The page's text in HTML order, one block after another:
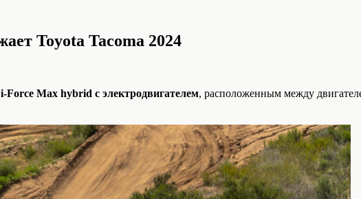
Toyota Tacoma 2024
Force Max hybrid с электродвигателем, расположенным между